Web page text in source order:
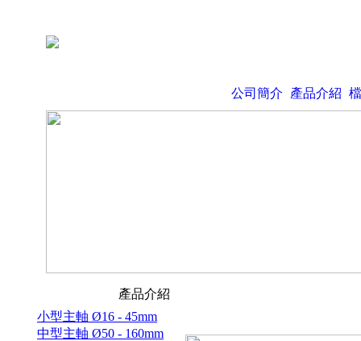
公司簡介 產品介紹
產品介紹
小型主軸 Ø16 - 45mm
中型主軸 Ø50 - 160mm